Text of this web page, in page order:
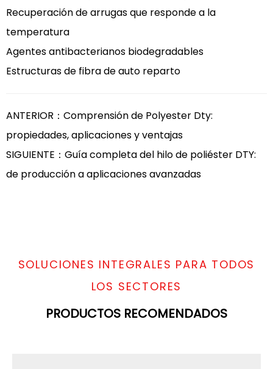
Recuperación de arrugas que responde a la
temperatura
Agentes antibacterianos biodegradables
Estructuras de fibra de auto reparto
ANTERIOR：Comprensión de Polyester Dty:
propiedades, aplicaciones y ventajas
SIGUIENTE：Guía completa del hilo de poliéster DTY:
de producción a aplicaciones avanzadas
SOLUCIONES INTEGRALES PARA TODOS
LOS SECTORES
PRODUCTOS RECOMENDADOS